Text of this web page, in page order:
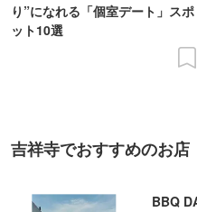
り”になれる「個室デート」スポ
ット10選
吉祥寺でおすすめのお店
BBQ